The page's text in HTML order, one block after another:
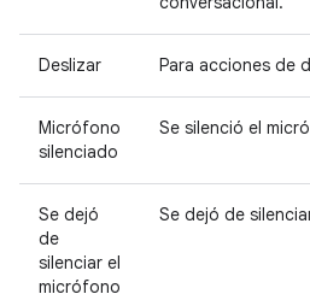
Deslizar Para acciones de
Micrófono
silenciado
Se silenció el
Se dejó
de
silenciar el
micrófono
Se dejó de